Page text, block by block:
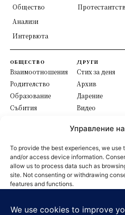
Управление
To provide the best experiences, we
and/or access device information.
allow us to process data such as
site. Not consenting or withdrawing
features and functions.
Общество
Анализи
Интервюта
ОБЩЕСТВО
Взаимоотношения
Родителство
Образование
Събития
ДРУГИ
Стих за деня
Архив
Дарение
Видео
Връзки
© Всички права запазени,
Евангелски вестник.